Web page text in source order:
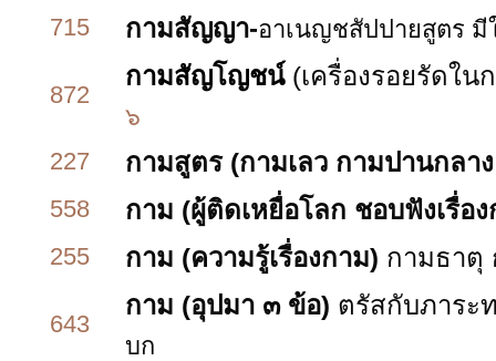
715
กามสัญญา-อาเนญชสัปปายสูตร
872
กามสัญโญชน์ (เครื่องรอยรัดใน
๖
227
กามสูตร (กามเลว กามปานกลา
558 กาม (ผู้ติดเหยื่อโลก ชอบฟังเรื่อง
255 กาม (ความรู้เรื่องกาม) กามธาตุ
643
กาม (อุปมา ๓ ข้อ) ตรัสกับภาระ
บก